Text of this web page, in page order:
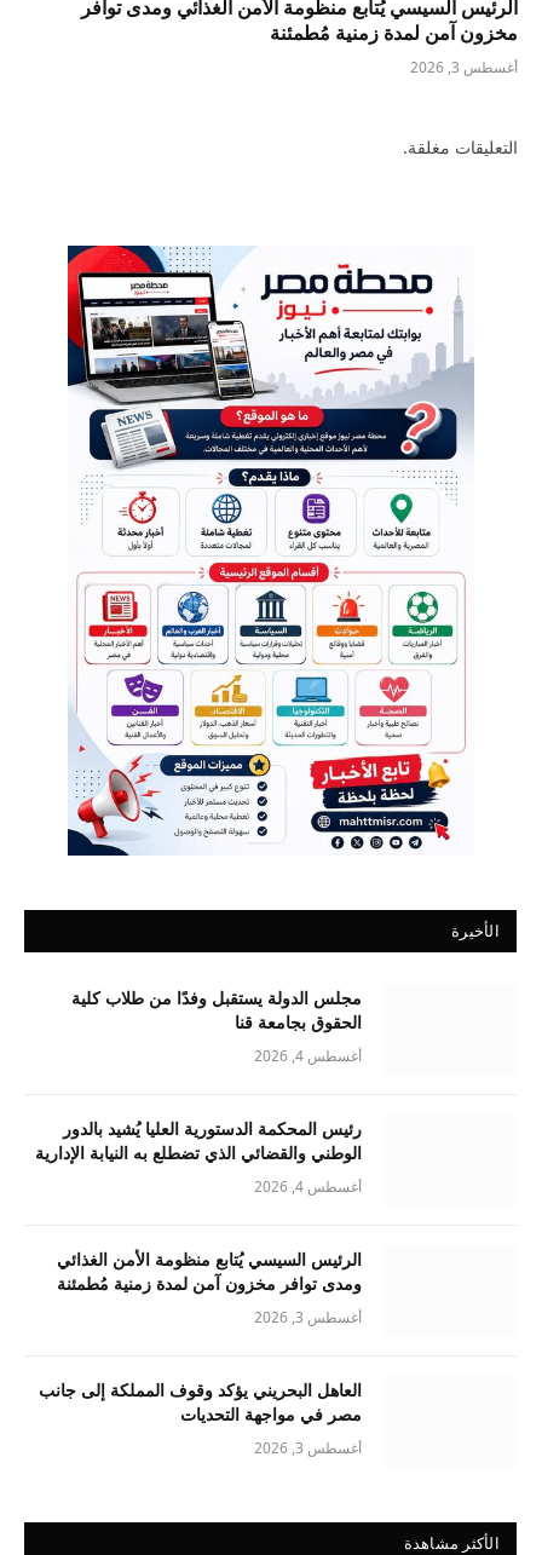
الرئيس السيسي يُتابع منظومة الأمن الغذائي ومدى توافر
مخزون آمن لمدة زمنية مُطمئنة
أغسطس 3, 2026
التعليقات مغلقة.
الأخيرة
مجلس الدولة يستقبل وفدًا من طلاب كلية
الحقوق بجامعة قنا
أغسطس 4, 2026
رئيس المحكمة الدستورية العليا يُشيد بالدور
الوطني والقضائي الذي تضطلع به النيابة الإدارية
أغسطس 4, 2026
الرئيس السيسي يُتابع منظومة الأمن الغذائي
ومدى توافر مخزون آمن لمدة زمنية مُطمئنة
أغسطس 3, 2026
العاهل البحريني يؤكد وقوف المملكة إلى جانب
مصر في مواجهة التحديات
أغسطس 3, 2026
الأكثر مشاهدة